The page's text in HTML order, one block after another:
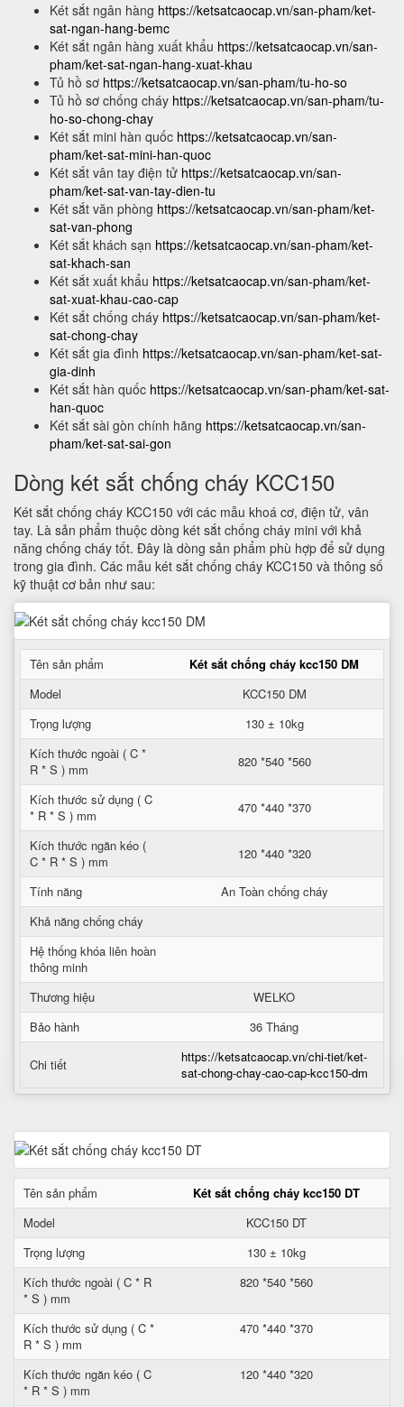
Két sắt ngân hàng https://ketsatcaocap.vn/san-pham/ket-
sat-ngan-hang-bemc
Két sắt ngân hàng xuất khẩu https://ketsatcaocap.vn/san-
pham/ket-sat-ngan-hang-xuat-khau
Tủ hồ sơ https://ketsatcaocap.vn/san-pham/tu-ho-so
Tủ hồ sơ chống cháy https://ketsatcaocap.vn/san-pham/tu-
ho-so-chong-chay
Két sắt mini hàn quốc https://ketsatcaocap.vn/san-
pham/ket-sat-mini-han-quoc
Két sắt vân tay điện tử https://ketsatcaocap.vn/san-
pham/ket-sat-van-tay-dien-tu
Két sắt văn phòng https://ketsatcaocap.vn/san-pham/ket-
sat-van-phong
Két sắt khách sạn https://ketsatcaocap.vn/san-pham/ket-
sat-khach-san
Két sắt xuất khẩu https://ketsatcaocap.vn/san-pham/ket-
sat-xuat-khau-cao-cap
Két sắt chống cháy https://ketsatcaocap.vn/san-pham/ket-
sat-chong-chay
Két sắt gia đình https://ketsatcaocap.vn/san-pham/ket-sat-
gia-dinh
Két sắt hàn quốc https://ketsatcaocap.vn/san-pham/ket-sat-
han-quoc
Két sắt sài gòn chính hãng https://ketsatcaocap.vn/san-
pham/ket-sat-sai-gon
Dòng két sắt chống cháy KCC150
Két sắt chống cháy KCC150 với các mẫu khoá cơ, điện tử, vân
tay. Là sản phẩm thuộc dòng két sắt chống cháy mini với khả
năng chống cháy tốt. Đây là dòng sản phẩm phù hợp để sử dụng
trong gia đình. Các mẫu két sắt chống cháy KCC150 và thông số
kỹ thuật cơ bản như sau:
Tên sản phẩm
Két sắt chống cháy kcc150 DM
Model
KCC150 DM
Trọng lượng
130 ± 10kg
Kích thước ngoài ( C *
R * S ) mm
820 *540 *560
Kích thước sử dụng ( C
* R * S ) mm
470 *440 *370
Kích thước ngăn kéo (
C * R * S ) mm
120 *440 *320
Tính năng
An Toàn chống cháy
Khả năng chống cháy
Hệ thống khóa liên hoàn
thông minh
Thương hiệu
WELKO
Bảo hành
36 Tháng
Chi tiết
https://ketsatcaocap.vn/chi-tiet/ket-
sat-chong-chay-cao-cap-kcc150-dm
Tên sản phẩm
Két sắt chống cháy kcc150 DT
Model
KCC150 DT
Trọng lượng
130 ± 10kg
Kích thước ngoài ( C * R
* S ) mm
820 *540 *560
Kích thước sử dụng ( C *
R * S ) mm
470 *440 *370
Kích thước ngăn kéo ( C
* R * S ) mm
120 *440 *320